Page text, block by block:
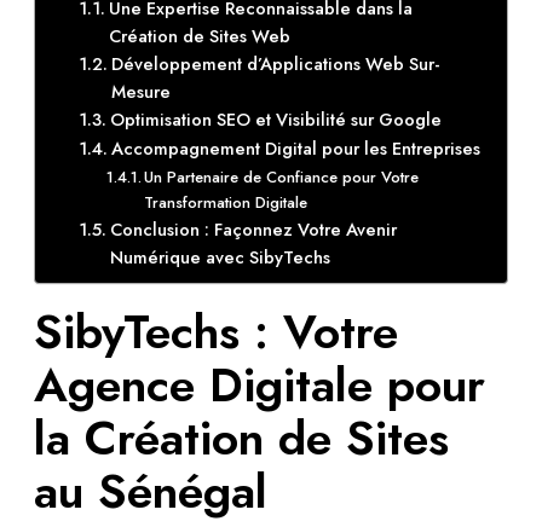
Une Expertise Reconnaissable dans la
Création de Sites Web
Développement d’Applications Web Sur-
Mesure
Optimisation SEO et Visibilité sur Google
Accompagnement Digital pour les Entreprises
Un Partenaire de Confiance pour Votre
Transformation Digitale
Conclusion : Façonnez Votre Avenir
Numérique avec SibyTechs
SibyTechs : Votre
Agence Digitale pour
la Création de Sites
au Sénégal